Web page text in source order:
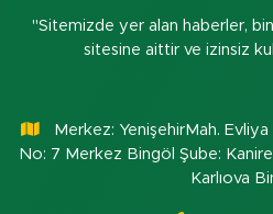
"Sitemizde yer alan haberler,
sitesine aittir ve izinsiz
Merkez: YenişehirMah.
No: 7 Merkez Bingöl Şube:
Karlıova